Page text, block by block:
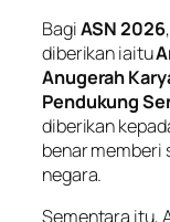
BagiASN 2026
diberikan iaitu
Anugerah
Pendukung
diberikan
benar memberi
negara.
Sementara itu,